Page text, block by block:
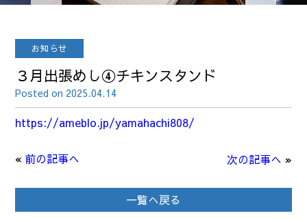
お知らせ
３月出張めし④チキンスタンド
Posted on 2025.04.14
https://ameblo.jp/yamahachi808/
« 前の記事へ 次の記事へ »
一覧へ戻る